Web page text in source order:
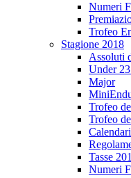
Numeri
Trofeo
Stagione 2018
Assoluti
Under
Major
Trofeo
Trofeo
Tasse
Numeri